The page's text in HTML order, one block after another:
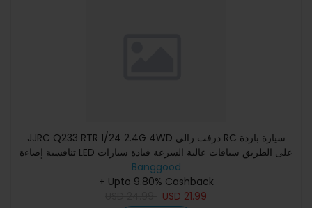
JJRC Q233 RTR 1/24 2.4G 4WD درفت رالي RC سيارة باردة
تنافسية إضاءة LED على الطريق سباقات عالية السرعة قيادة سيارات
التحك
Banggood
+ Upto 9.80% Cashback
USD 21.99